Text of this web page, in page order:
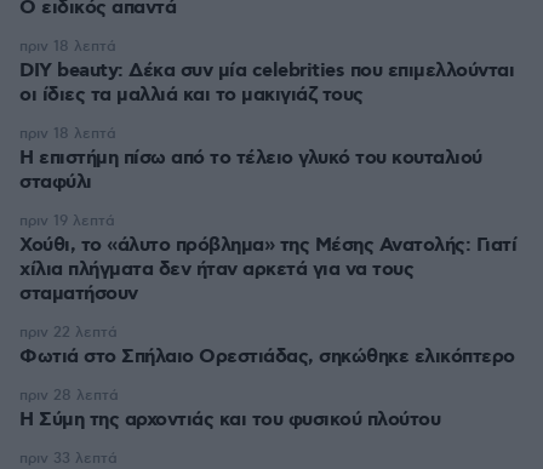
Ο ειδικός απαντά
DIY beauty: Δέκα συν μία celebrities που επιμελλούνται
οι ίδιες τα μαλλιά και το μακιγιάζ τους
πριν 18 λεπτά
Η επιστήμη πίσω από το τέλειο γλυκό του κουταλιού
σταφύλι
πριν 18 λεπτά
Χούθι, το «άλυτο πρόβλημα» της Μέσης Ανατολής: Γιατί
χίλια πλήγματα δεν ήταν αρκετά για να τους
σταματήσουν
πριν 19 λεπτά
Φωτιά στο Σπήλαιο Ορεστιάδας, σηκώθηκε ελικόπτερο
πριν 22 λεπτά
Η Σύμη της αρχοντιάς και του φυσικού πλούτου
πριν 28 λεπτά
πριν 33 λεπτά